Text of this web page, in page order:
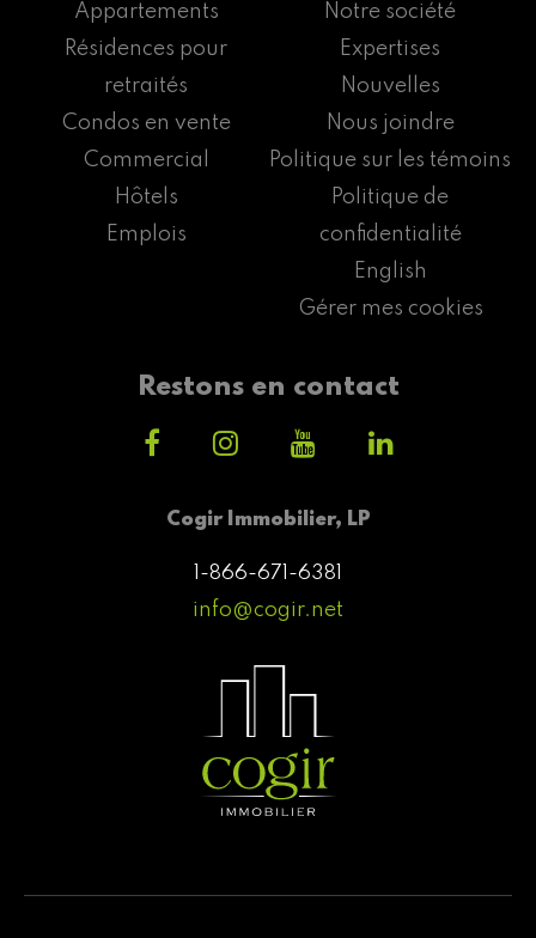
Cogir Immobilier, LP
1-866-671-6381
info@cogir.net
Appartements
Résidences pour
retraités
Condos en vente
Commercial
Hôtels
Emplois
Notre société
Expertises
Nouvelles
Nous joindre
Politique sur les témoins
Politique de
confidentialité
English
Gérer mes cookies
Restons en contact